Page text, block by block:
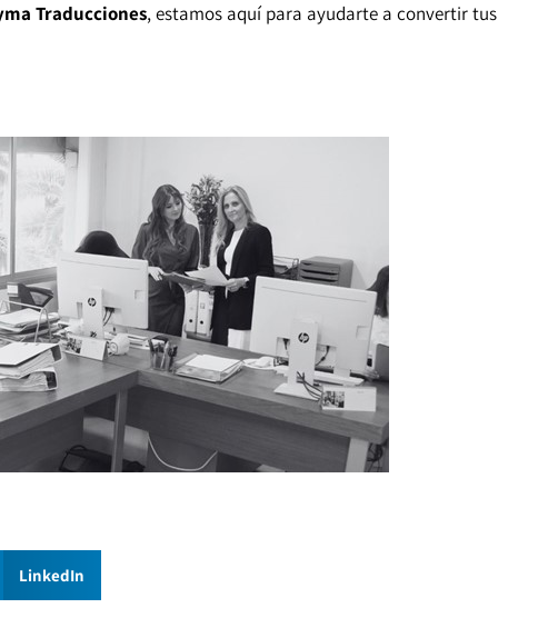
Traducciones, estamos aquí para ayudarte a convertir tus
LinkedIn